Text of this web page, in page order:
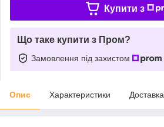
Купити з
Що таке купити з Пром?
Замовлення під захистом
Опис Характеристики Доставка